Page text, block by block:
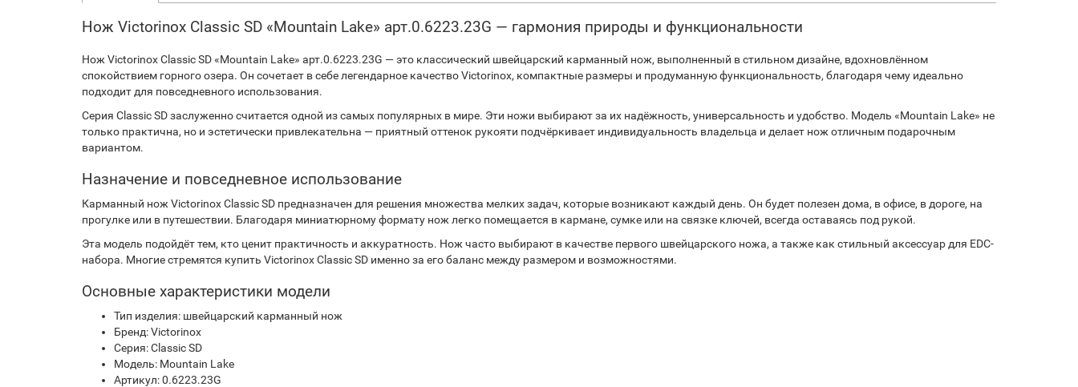
Нож Victorinox Сlassic SD «Mountain Lake» арт.0.6223.23G — гармония природы и функциональности
Нож Victorinox Сlassic SD «Mountain Lake» арт.0.6223.23G — это классический швейцарский карманный нож, выполненный в стильном дизайне, вдохновлённом
спокойствием горного озера. Он сочетает в себе легендарное качество Victorinox, компактные размеры и продуманную функциональность, благодаря чему идеально
подходит для повседневного использования.
Серия Classic SD заслуженно считается одной из самых популярных в мире. Эти ножи выбирают за их надёжность, универсальность и удобство. Модель «Mountain Lake» не
только практична, но и эстетически привлекательна — приятный оттенок рукояти подчёркивает индивидуальность владельца и делает нож отличным подарочным
вариантом.
Назначение и повседневное использование
Карманный нож Victorinox Classic SD предназначен для решения множества мелких задач, которые возникают каждый день. Он будет полезен дома, в офисе, в дороге, на
прогулке или в путешествии. Благодаря миниатюрному формату нож легко помещается в кармане, сумке или на связке ключей, всегда оставаясь под рукой.
Эта модель подойдёт тем, кто ценит практичность и аккуратность. Нож часто выбирают в качестве первого швейцарского ножа, а также как стильный аксессуар для EDC-
набора. Многие стремятся купить Victorinox Classic SD именно за его баланс между размером и возможностями.
Основные характеристики модели
Тип изделия: швейцарский карманный нож
Бренд: Victorinox
Серия: Classic SD
Модель: Mountain Lake
Артикул: 0.6223.23G